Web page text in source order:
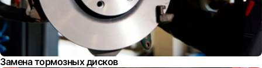
Замена тормозных дисков